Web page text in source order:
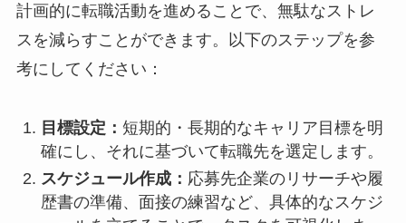
計画的に転職活動を進めることで、無駄なストレ
スを減らすことができます。以下のステップを参
考にしてください：
目標設定： 短期的・長期的なキャリア目標を明
確にし、それに基づいて転職先を選定します。
スケジュール作成： 応募先企業のリサーチや履
歴書の準備、面接の練習など、具体的なスケジ